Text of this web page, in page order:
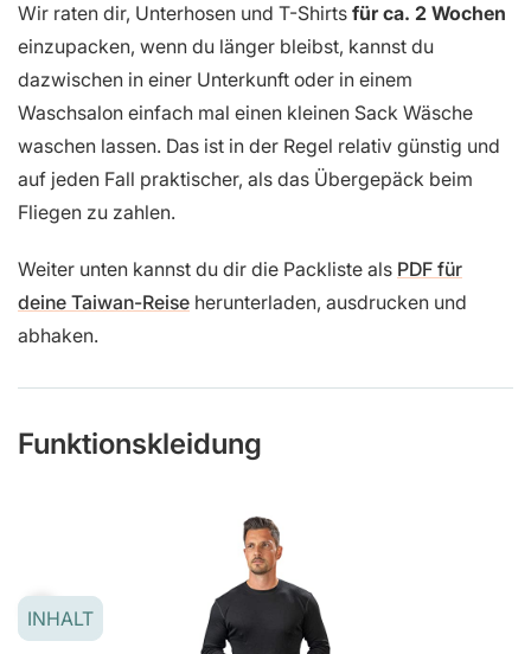
Wir raten dir, Unterhosen und T-Shirts für ca. 2 Wochen
einzupacken, wenn du länger bleibst, kannst du
dazwischen in einer Unterkunft oder in einem
Waschsalon einfach mal einen kleinen Sack Wäsche
waschen lassen. Das ist in der Regel relativ günstig und
auf jeden Fall praktischer, als das Übergepäck beim
Fliegen zu zahlen.
Weiter unten kannst du dir die Packliste als PDF für
deine Taiwan-Reise herunterladen, ausdrucken und
abhaken.
Funktionskleidung
INHALT